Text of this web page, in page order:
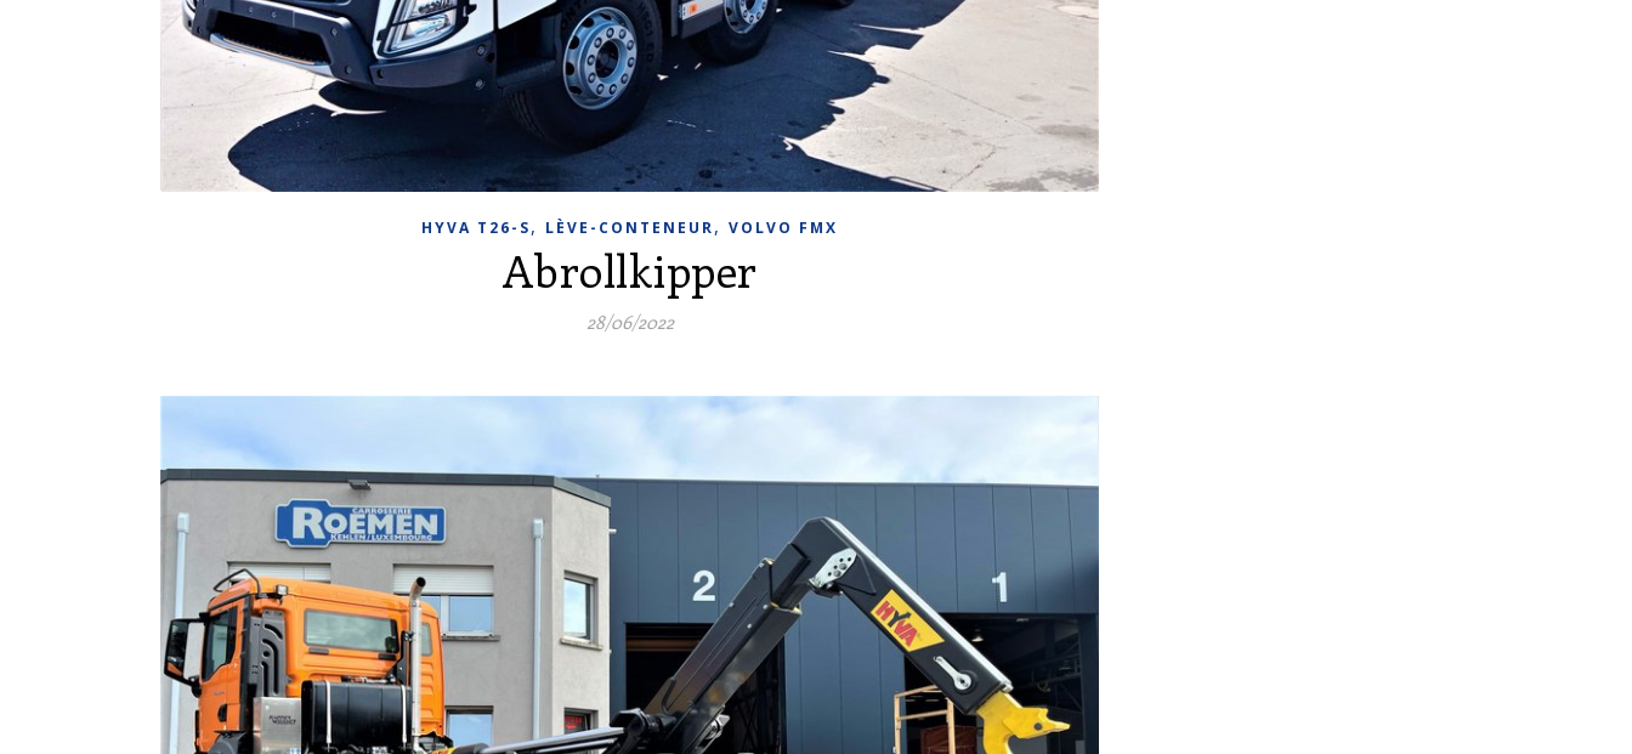
HYVA T26-S, LÈVE-CONTENEUR, VOLVO FMX
Abrollkipper
28/06/2022